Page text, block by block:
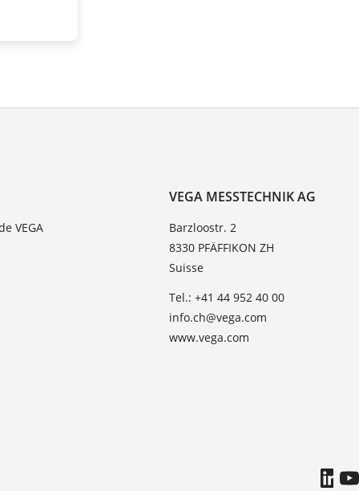
VEGA
VEGA MESSTECHNIK AG
Barzloostr. 2
8330 PFÄFFIKON ZH
Suisse
Tel.: +41 44 952 40 00
info.ch@vega.com
www.vega.com